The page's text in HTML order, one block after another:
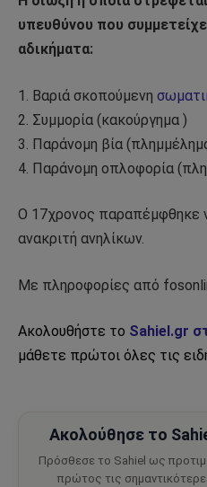
υπευθύνου που
αδικήματα:
1. Βαριά σκοπούμενη
2. Συμμορία (κακούργημα )
3. Παράνομη βία
4. Παράνομη οπλοφορία
Ο 17χρονος παραπέμφθηκε
ανακριτή ανηλίκων.
Με πληροφορίες από
Ακολουθήστε το Sahiel.gr
μάθετε πρώτοι όλες τις
Ακολούθησε το
Πρόσθεσε το Sahiel ως
πρώτος τις